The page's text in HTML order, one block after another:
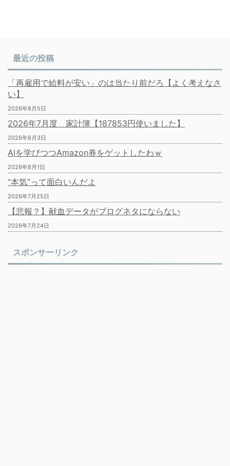
最近の投稿
「再雇用で給料が安い」のは当たり前だろ【よく考えなさ
い】
2026年8月5日
2026年7月度 家計簿【187853円使いました】
2026年8月3日
AIを学びつつAmazon券をゲットしたわｗ
2026年8月1日
“本気”って面白いんだよ
2026年7月25日
【悲報？】献血データがブログネタにならない
2026年7月24日
スポンサーリンク